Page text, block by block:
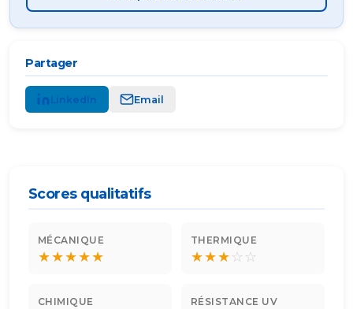
Scores qualitatifs
MÉCANIQUE
★★★★★
THERMIQUE
★★★☆ ☆
CHIMIQUE RÉSISTANCE UV
Partager
LinkedIn Email